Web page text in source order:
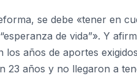
se debe «tener en
de vida”». Y
años de aportes
23 años y no llegaron a